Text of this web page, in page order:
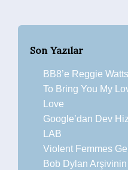
Son Yazılar
BB8’e Reggie
To Bring You My
Love
Google’dan Dev
LAB
Violent Femmes
Bob Dylan